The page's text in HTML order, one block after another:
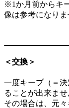
※1か月前からキ
像は参考になり
＜交換＞
一度キープ（＝
ることが出来ませ
その場合は、元